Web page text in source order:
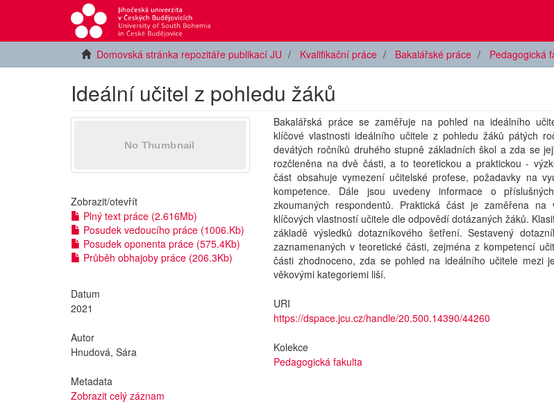
Domovská stránka repozitáře publikací JU Kvalifikační práce Bakalářské práce Pedagogická
Ideální učitel z pohledu žáků
Zobrazit/otevřít
Plný text práce (2.616Mb)
Posudek vedoucího práce (1006.Kb)
Posudek oponenta práce (575.4Kb)
Průběh obhajoby práce (206.3Kb)
Datum
2021
Autor
Hnudová, Sára
Metadata
Zobrazit celý záznam
Bakalářská práce se zaměřuje na pohled na ideálního
klíčové vlastnosti ideálního učitele z pohledu žáků pátých
devátých ročníků druhého stupně základních škol a zda se
rozčleněna na dvě části, a to teoretickou a praktickou -
část obsahuje vymezení učitelské profese, požadavky na
kompetence. Dále jsou uvedeny informace o
zkoumaných respondentů. Praktická část je zaměřena na
klíčových vlastností učitele dle odpovědí dotázaných žáků.
základě výsledků dotazníkového šetření. Sestavený
zaznamenaných v teoretické části, zejména z kompetencí
části zhodnoceno, zda se pohled na ideálního učitele mezi
věkovými kategoriemi liší.
URI
https://dspace.jcu.cz/handle/20.500.14390/44260
Kolekce
Pedagogická fakulta